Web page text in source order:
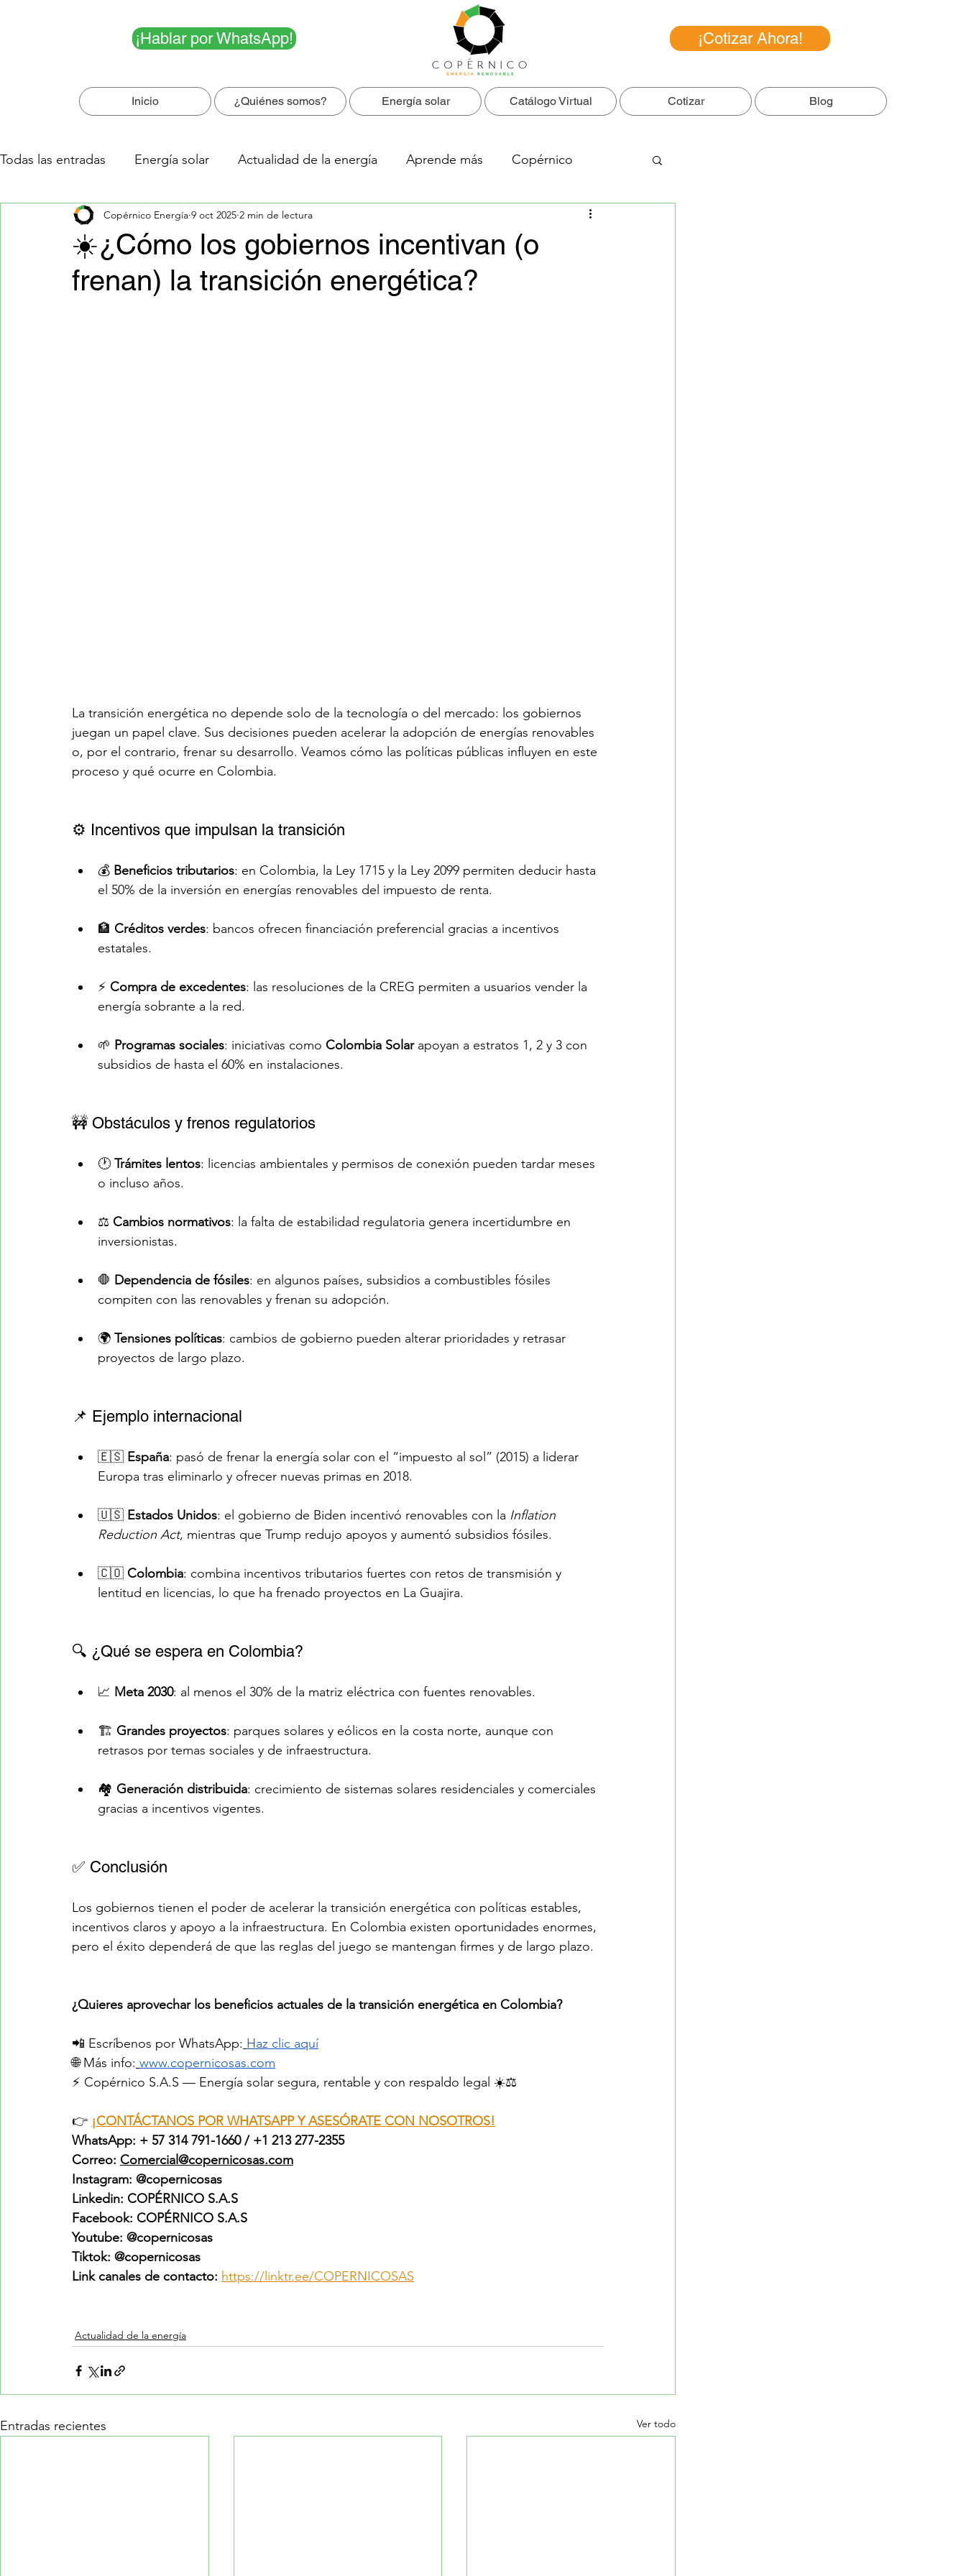
¡Hablar por WhatsApp! ¡Cotizar Ahora!
Inicio ¿Quiénes somos? Energía solar Catálogo Virtual Cotizar Blog
Todas las entradas Energía solar Actualidad de la energía Aprende más Copérnico
Los 5 más leídos
☀️¿Cómo los gobiernos incentivan (o
frenan) la transición energética?
Copérnico Energía 9 oct 2025 2 min de lectura
La transición energética no depende solo de la tecnología o del mercado: los gobiernos
juegan un papel clave. Sus decisiones pueden acelerar la adopción de energías renovables
o, por el contrario, frenar su desarrollo. Veamos cómo las políticas públicas influyen en este
proceso y qué ocurre en Colombia.
⚙️ Incentivos que impulsan la transición
💰 Beneficios tributarios: en Colombia, la Ley 1715 y la Ley 2099 permiten deducir hasta
el 50% de la inversión en energías renovables del impuesto de renta.
🏦 Créditos verdes: bancos ofrecen financiación preferencial gracias a incentivos
estatales.
⚡ Compra de excedentes: las resoluciones de la CREG permiten a usuarios vender la
energía sobrante a la red.
🌱 Programas sociales: iniciativas como Colombia Solar apoyan a estratos 1, 2 y 3 con
subsidios de hasta el 60% en instalaciones.
🚧 Obstáculos y frenos regulatorios
🕐 Trámites lentos: licencias ambientales y permisos de conexión pueden tardar meses
o incluso años.
⚖️ Cambios normativos: la falta de estabilidad regulatoria genera incertidumbre en
inversionistas.
🛑 Dependencia de fósiles: en algunos países, subsidios a combustibles fósiles
compiten con las renovables y frenan su adopción.
🌍 Tensiones políticas: cambios de gobierno pueden alterar prioridades y retrasar
proyectos de largo plazo.
📌 Ejemplo internacional
🇪🇸 España: pasó de frenar la energía solar con el “impuesto al sol” (2015) a liderar
Europa tras eliminarlo y ofrecer nuevas primas en 2018.
🇺🇸 Estados Unidos: el gobierno de Biden incentivó renovables con la Inflation
Reduction Act, mientras que Trump redujo apoyos y aumentó subsidios fósiles.
🇨🇴 Colombia: combina incentivos tributarios fuertes con retos de transmisión y
lentitud en licencias, lo que ha frenado proyectos en La Guajira.
🔍 ¿Qué se espera en Colombia?
📈 Meta 2030: al menos el 30% de la matriz eléctrica con fuentes renovables.
🏗️ Grandes proyectos: parques solares y eólicos en la costa norte, aunque con
retrasos por temas sociales y de infraestructura.
🏘️ Generación distribuida: crecimiento de sistemas solares residenciales y comerciales
gracias a incentivos vigentes.
✅ Conclusión
Los gobiernos tienen el poder de acelerar la transición energética con políticas estables,
incentivos claros y apoyo a la infraestructura. En Colombia existen oportunidades enormes,
pero el éxito dependerá de que las reglas del juego se mantengan firmes y de largo plazo.
¿Quieres aprovechar los beneficios actuales de la transición energética en Colombia?
📲 Escríbenos por WhatsApp: Haz clic aquí
🌐 Más info: www.copernicosas.com
⚡ Copérnico S.A.S — Energía solar segura, rentable y con respaldo legal ☀️⚖️
👉 ¡CONTÁCTANOS POR WHATSAPP Y ASESÓRATE CON NOSOTROS!
WhatsApp: + 57 314 791-1660 / +1 213 277-2355
Correo: Comercial@copernicosas.com
Instagram: @copernicosas
Linkedin: COPÉRNICO S.A.S
Facebook: COPÉRNICO S.A.S
Youtube: @copernicosas
Tiktok: @copernicosas
Link canales de contacto: https://linktr.ee/COPERNICOSAS
Actualidad de la energía
Entradas recientes Ver todo